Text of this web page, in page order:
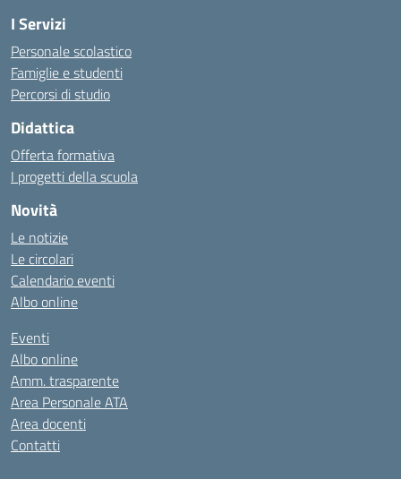
I Servizi
Personale scolastico
Famiglie e studenti
Percorsi di studio
Didattica
Offerta formativa
I progetti della scuola
Novità
Le notizie
Le circolari
Calendario eventi
Albo online
Eventi
Albo online
Amm. trasparente
Area Personale ATA
Area docenti
Contatti